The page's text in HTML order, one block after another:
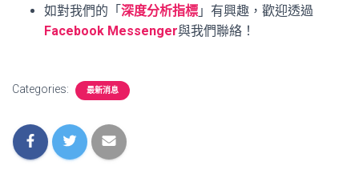
如對我們的「 深度分析指標 」有興趣，歡迎透過
Facebook Messenger與我們聯絡！
Categories: 最新消息